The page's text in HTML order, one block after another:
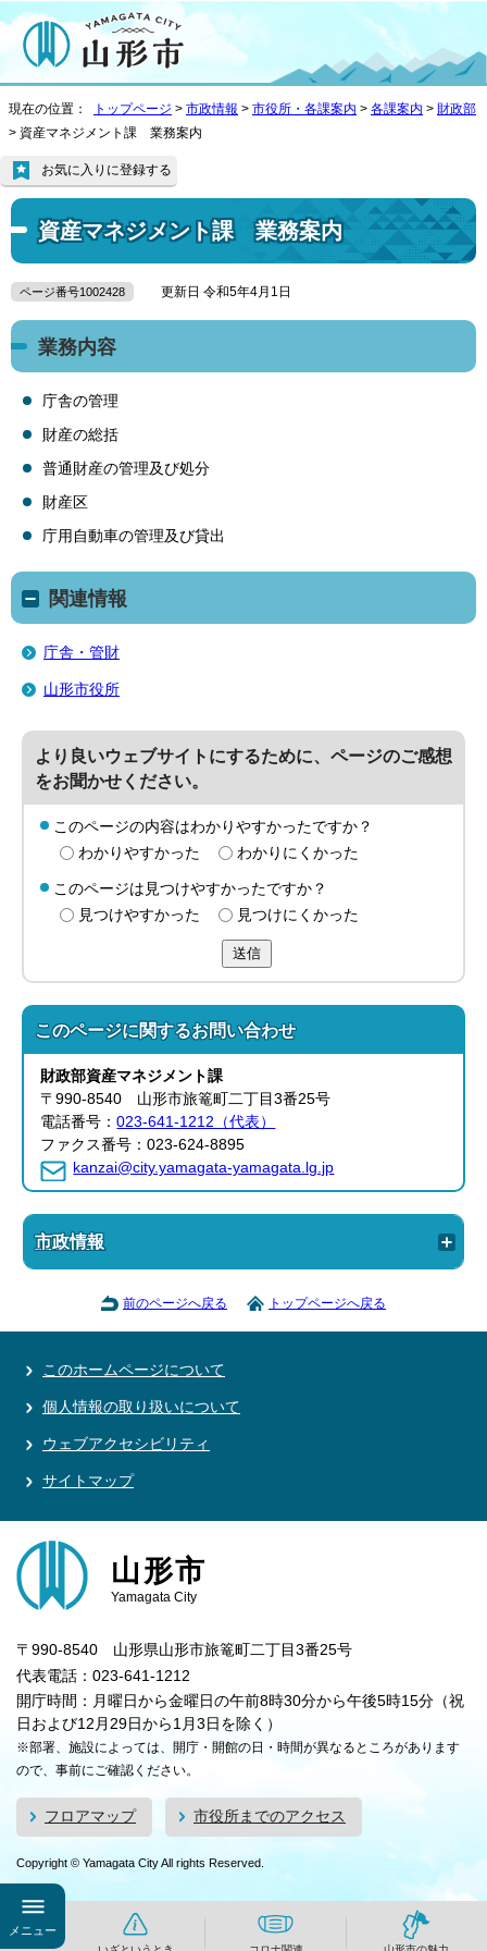
現在の位置： トップページ > 市政情報 > 市役所・各課案内 > 各課案内 > 財政部
> 資産マネジメント課 業務案内
資産マネジメント課 業務案内
お気に入りに登録する
ページ番号1002428 更新日 令和5年4月1日
業務内容
庁舎の管理
財産の総括
普通財産の管理及び処分
財産区
庁用自動車の管理及び貸出
関連情報
庁舎・管財
山形市役所
より良いウェブサイトにするために、ページのご感想
をお聞かせください。
このページの内容はわかりやすかったですか？
わかりやすかった
わかりにくかった
このページは見つけやすかったですか？
見つけやすかった
見つけにくかった
送信
このページに関するお問い合わせ
財政部資産マネジメント課
〒990-8540 山形市旅篭町二丁目3番25号
電話番号：023-641-1212（代表）
ファクス番号：023-624-8895
kanzai@city.yamagata-yamagata.lg.jp
市政情報
前のページへ戻る トップページへ戻る
メニュー
このホームページについて
個人情報の取り扱いについて
ウェブアクセシビリティ
サイトマップ
山形市
Yamagata City
〒990-8540 山形県山形市旅篭町二丁目3番25号
代表電話：023-641-1212
開庁時間：月曜日から金曜日の午前8時30分から午後5時15分（祝
日および12月29日から1月3日を除く）
※部署、施設によっては、開庁・開館の日・時間が異なるところがあります
ので、事前にご確認ください。
フロアマップ 市役所までのアクセス
Copyright © Yamagata City All rights Reserved.